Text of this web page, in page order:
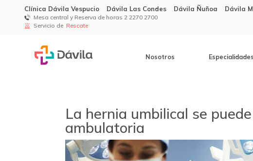
Clínica Dávila Vespucio Dávila Las Condes Dávila Ñuñoa Dávila
Mesa central y Reserva de horas 2 2270 2700
Servicio de Rescate
Nosotros Especialidades
La hernia umbilical se
ambulatoria